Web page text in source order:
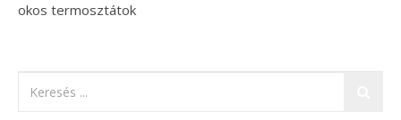
okos termosztátok